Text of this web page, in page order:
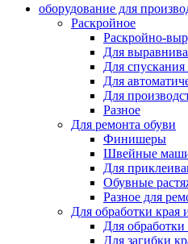
оборудование для
Раскройное
Раскройно-
Для
Для спускания
Для
Для
Разное
Для ремонта обуви
Финишеры
Швейные
Для
Обувные
Разное для
Для обработки края
Для
Для загибки